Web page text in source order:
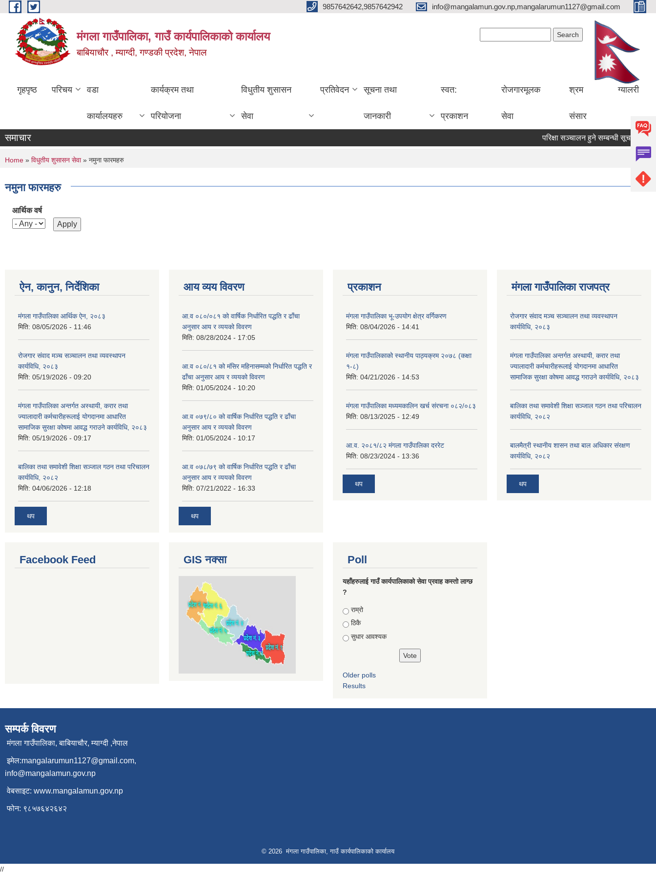
Skip to main content 9857642642,9857642942 info@mangalamun.gov.np,mangalarumun1127@gmail.com
मंगला गाउँपालिका, गाउँ कार्यपालिकाको कार्यालय
बाबियाचौर , म्याग्दी, गण्डकी प्रदेश, नेपाल
गृहपृष्ठ परिचय वडा
कार्यालयहरु
कार्यक्रम तथा
परियोजना
विधुतीय शुसासन
सेवा
प्रतिवेदन सूचना तथा
जानकारी
स्वत:
प्रकाशन
रोजगारमूलक
सेवा
श्रम
संसार
ग्यालरी
समाचार परिक्षा सञ्चालन हुने सम्बन्धी सूचना ।
You are here
Home » विधुतीय शुसासन सेवा» नमुना फारमहरु
नमुना फारमहरु
आर्थिक वर्ष
ऐन, कानुन, निर्देशिका
मंगला गाउँपालिका आर्थिक ऐन, २०८३
मिति: 08/05/2026 - 11:46
रोजगार संवाद मञ्च सञ्चालन तथा व्यवस्थापन
कार्यविधि, २०८३
मिति: 05/19/2026 - 09:20
मंगला गाउँपालिका अन्तर्गत अस्थायी, करार तथा
ज्यालादारी कर्मचारीहरूलाई योगदानमा आधारित
सामाजिक सुरक्षा कोषमा आवद्ध गराउने कार्यविधि, २०८३
मिति: 05/19/2026 - 09:17
बालिका तथा समावेशी शिक्षा सञ्जाल गठन तथा परिचालन
कार्यविधि, २०८२
मिति: 04/06/2026 - 12:18
थप
आय व्यय विवरण
आ.व ०८०/०८१ को वार्षिक निर्धारित पद्धति र ढाँचा
अनुसार आय र व्ययको विवरण
मिति: 08/28/2024 - 17:05
आ.व ०८०/८१ को मंसिर महिनासम्मको निर्धारित पद्धति र
ढाँचा अनुसार आय र व्ययको विवरण
मिति: 01/05/2024 - 10:20
आ.व ०७९/८० को वार्षिक निर्धारित पद्धति र ढाँचा
अनुसार आय र व्ययको विवरण
मिति: 01/05/2024 - 10:17
आ.व ०७८/७९ को वार्षिक निर्धारित पद्धति र ढाँचा
अनुसार आय र व्ययको विवरण
मिति: 07/21/2022 - 16:33
थप
प्रकाशन
मंगला गाउँपालिका भू-उपयोग क्षेत्र वर्गिकरण
मिति: 08/04/2026 - 14:41
मंगला गाउँपालिकाको स्थानीय पाठ्यक्रम २०७८ (कक्षा
१-८)
मिति: 04/21/2026 - 14:53
मंगला गाउँपालिका मध्यमकालिन खर्च संरचना ०८२/०८३
मिति: 08/13/2025 - 12:49
आ.व. २०८१/८२ मंगला गाउँपालिका दररेट
मिति: 08/23/2024 - 13:36
थप
मंगला गाउँपालिका राजपत्र
रोजगार संवाद मञ्च सञ्चालन तथा व्यवस्थापन
कार्यविधि, २०८३
मंगला गाउँपालिका अन्तर्गत अस्थायी, करार तथा
ज्यालादारी कर्मचारीहरूलाई योगदानमा आधारित
सामाजिक सुरक्षा कोषमा आवद्ध गराउने कार्यविधि, २०८३
बालिका तथा समावेशी शिक्षा सञ्जाल गठन तथा परिचालन
कार्यविधि, २०८२
बालमैत्री स्थानीय शासन तथा बाल अधिकार संरक्षण
कार्यविधि, २०८२
थप
Facebook Feed GIS नक्सा Poll
यहाँहरुलाई गाउँ कार्यपालिकाको सेवा प्रवाह कस्तो लाग्छ
?
Choices
राम्रो
ठिकै
सुधार आवश्यक
Older polls
Results
सम्पर्क विवरण
मंगला गाउँपालिका, बाबियाचौर, म्याग्दी ,नेपाल
इमेल:mangalarumun1127@gmail.com,
info@mangalamun.gov.np
वेबसाइट: www.mangalamun.gov.np
फोन: ९८५७६४२६४२
© 2026 मंगला गाउँपालिका, गाउँ कार्यपालिकाको कार्यालय
//